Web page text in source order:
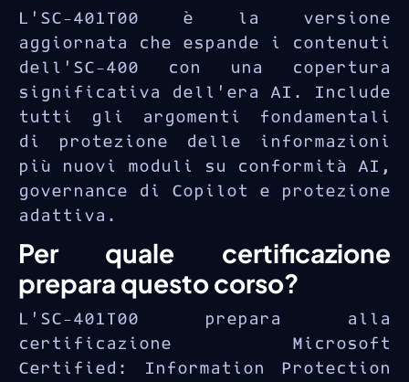
L’SC-401T00 è la versione
aggiornata che espande i contenuti
dell’SC-400 con una copertura
significativa dell’era AI. Include
tutti gli argomenti fondamentali
di protezione delle informazioni
più nuovi moduli su conformità AI,
governance di Copilot e protezione
adattiva.
Per quale certificazione
prepara questo corso?
L’SC-401T00 prepara alla
certificazione Microsoft
Certified: Information Protection